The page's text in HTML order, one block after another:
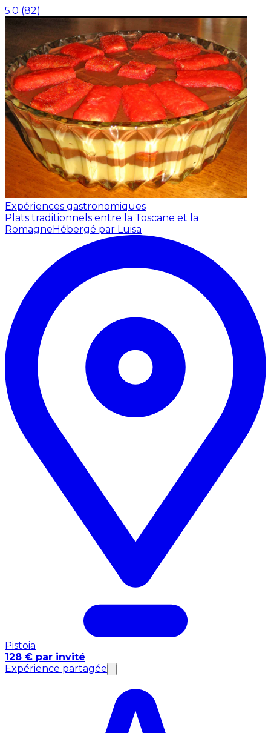
5.0 (82)
Expériences gastronomiques
Plats traditionnels entre la Toscane et la
RomagneHébergé par Luisa
Pistoia
128 € par invité
Expérience partagée